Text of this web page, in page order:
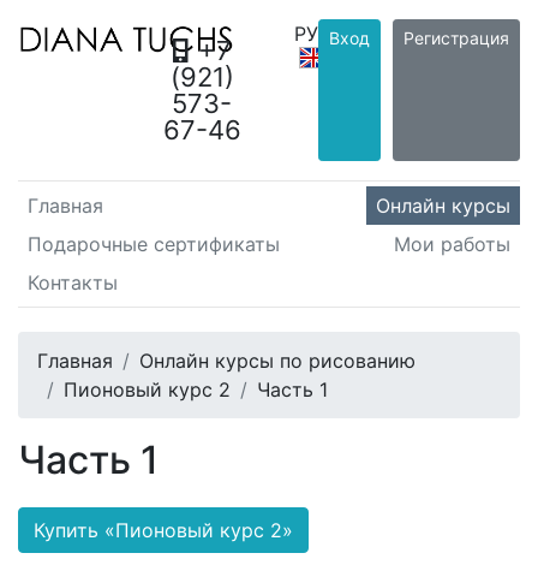
+7
(921)
573-
67-46
РУС
/
ENG
Вход Регистрация
Главная
Онлайн курсы
Подарочные сертификаты
Мои работы
Контакты
Главная
Онлайн курсы по рисованию
Пионовый курс 2
Часть 1
Часть 1
Купить «Пионовый курс 2»